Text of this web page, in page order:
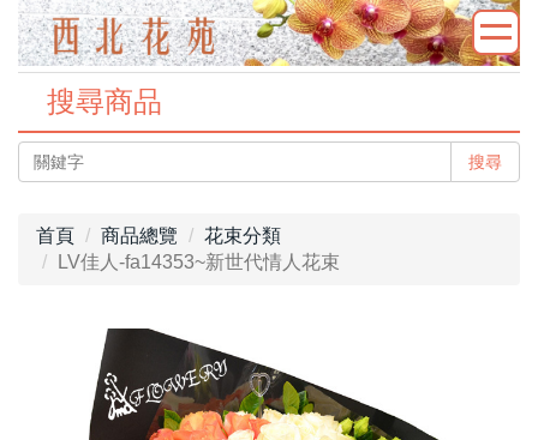
搜尋商品
搜尋
首頁 商品總覽
花束分類
LV佳人-fa14353~新世代情人花束